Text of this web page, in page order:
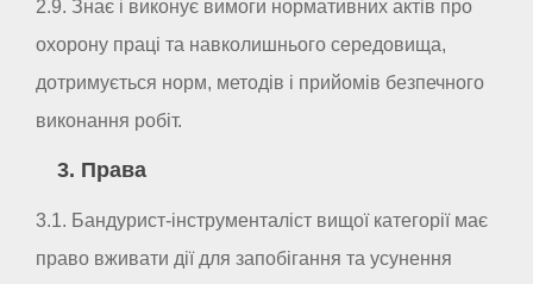
2.9. Знає і виконує вимоги нормативних актів про
охорону праці та навколишнього середовища,
дотримується норм, методів і прийомів безпечного
виконання робіт.
3. Права
3.1. Бандурист-інструменталіст вищої категорії має
право вживати дії для запобігання та усунення